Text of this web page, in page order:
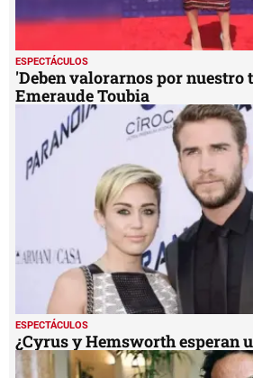
ESPECTÁCULOS
'Deben valorarnos por nuestro
Emeraude Toubia
ESPECTÁCULOS
¿Cyrus y Hemsworth esperan